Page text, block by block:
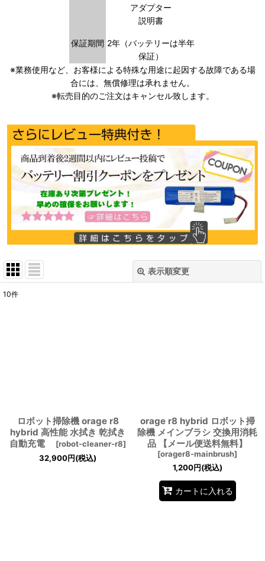
アダプター
説明書
保証期間 2年（バッテリーは半年
保証）
※業務使用など、お客様による特殊な用途に起因する故障である場
合には、無償修理は承れません。
※転売目的のご注文はキャンセル致します。
表示順変更
10件
ロボット掃除機 orage r8
hybrid 高性能 水拭き 乾拭き
自動充電
[robot-cleaner-r8]
32,900円(税込)
orage r8 hybrid ロボット掃
除機 メインブラシ 交換用消耗
品 【メール便送料無料】
[orager8-mainbrush]
1,200円(税込)
カートに入れる